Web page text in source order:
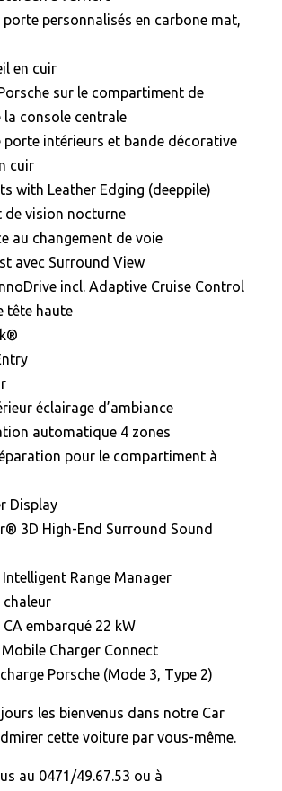
porte personnalisés en carbone mat,
en cuir
sur le compartiment de
la console centrale
porte intérieurs et bande décorative
cuir
with Leather Edging (deeppile)
de vision nocturne
au changement de voie
avec Surround View
incl. Adaptive Cruise Control
tête haute
éclairage d’ambiance
automatique 4 zones
pour le compartiment à
Display
3D High-End Surround Sound
Range Manager
chaleur
CA embarqué 22 kW
Charger Connect
Porsche (Mode 3, Type 2)
les bienvenus dans notre Car
cette voiture par vous-même.
au 0471/49.67.53 ou à